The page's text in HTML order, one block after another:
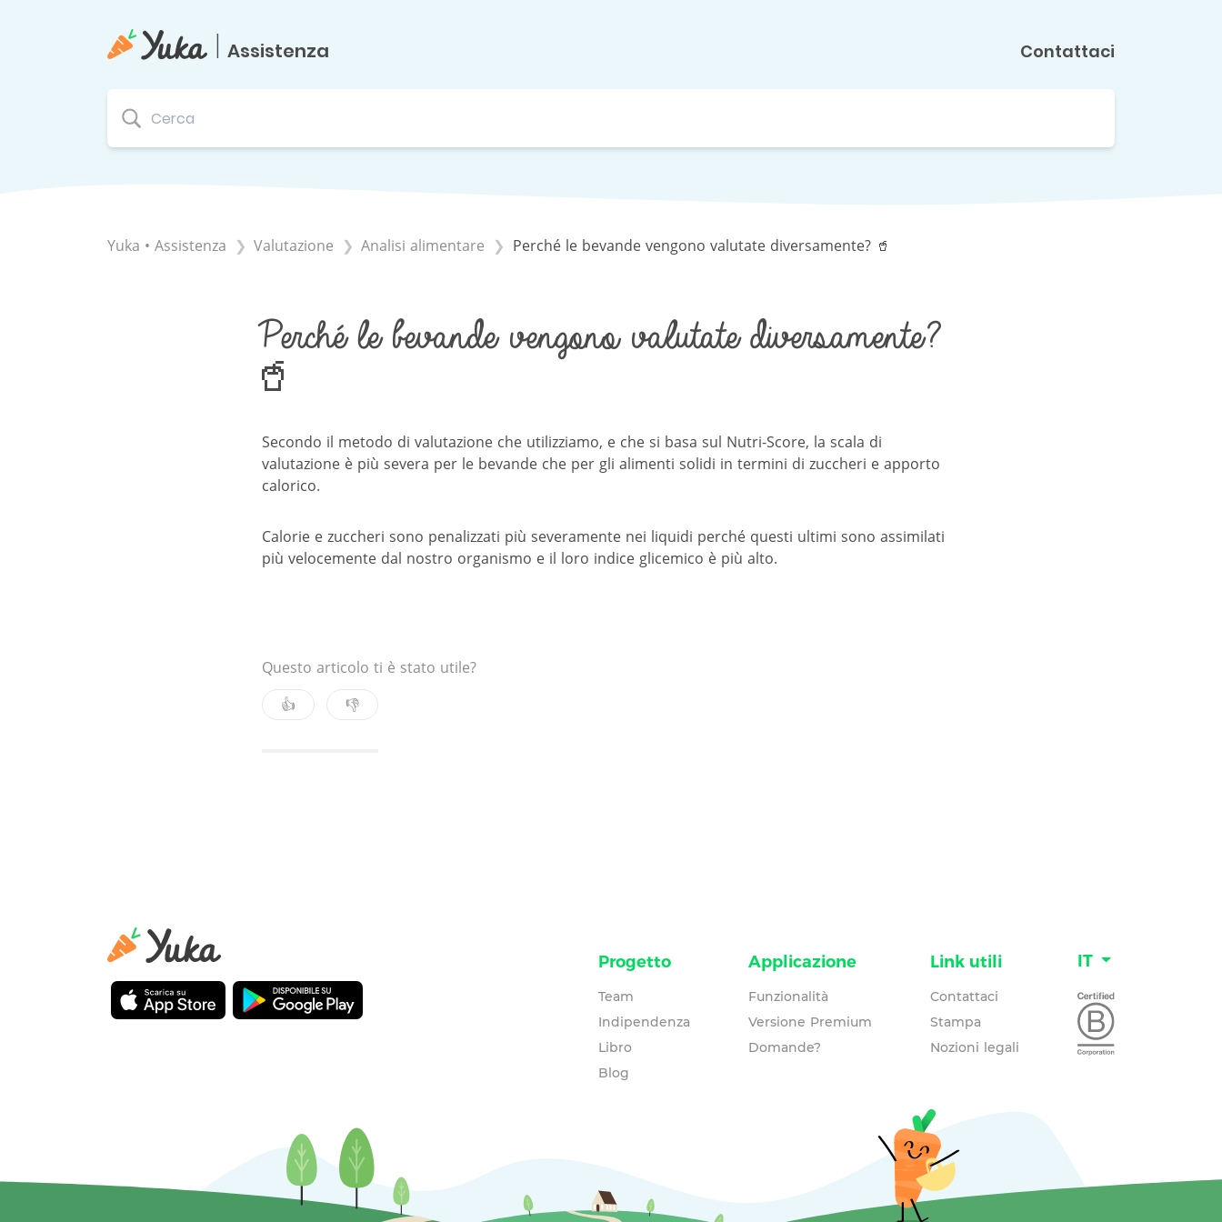
| Assistenza Contattaci
Yuka • Assistenza ​Valutazione ​Analisi alimentare Perché le bevande vengono valutate diversamente? 🥤
Perché le bevande vengono valutate diversamente?
🥤
Secondo il metodo di valutazione che utilizziamo, e che si basa sul Nutri-Score, la scala di
valutazione è più severa per le bevande che per gli alimenti solidi in termini di zuccheri e apporto
calorico.
Calorie e zuccheri sono penalizzati più severamente nei liquidi perché questi ultimi sono assimilati
più velocemente dal nostro organismo e il loro indice glicemico è più alto.
Questo articolo ti è stato utile?
👍
👎
Progetto
Team
Indipendenza
Libro
Blog
Applicazione
Funzionalità
Versione Premium
Domande?
Link utili
Contattaci
Stampa
Nozioni legali
IT